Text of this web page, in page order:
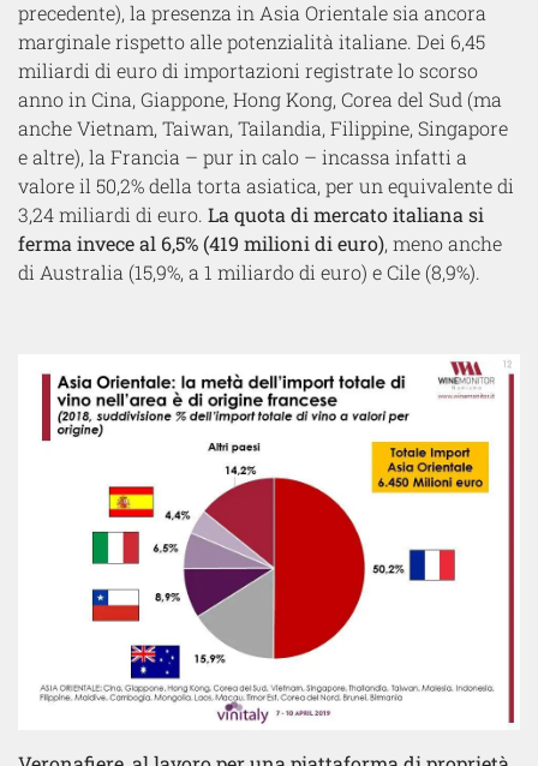
precedente), la presenza in Asia Orientale sia ancora
marginale rispetto alle potenzialità italiane. Dei 6,45
miliardi di euro di importazioni registrate lo scorso
anno in Cina, Giappone, Hong Kong, Corea del Sud (ma
anche Vietnam, Taiwan, Tailandia, Filippine, Singapore
e altre), la Francia – pur in calo – incassa infatti a
valore il 50,2% della torta asiatica, per un equivalente di
3,24 miliardi di euro. La quota di mercato italiana si
ferma invece al 6,5% (419 milioni di euro), meno anche
di Australia (15,9%, a 1 miliardo di euro) e Cile (8,9%).